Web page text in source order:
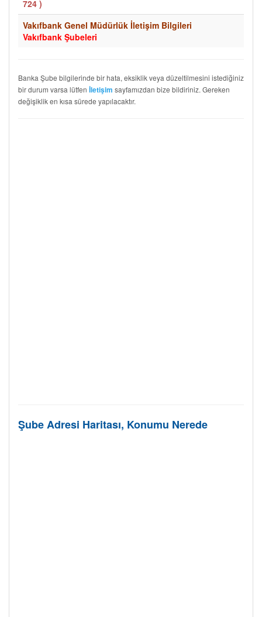
724 )
Vakıfbank Genel Müdürlük İletişim Bilgileri
Vakıfbank Şubeleri
Banka Şube bilgilerinde bir hata, eksiklik veya düzeltilmesini istediğiniz
bir durum varsa lütfen İletişim sayfamızdan bize bildiriniz. Gereken
değişiklik en kısa sürede yapılacaktır.
Şube Adresi Haritası, Konumu Nerede